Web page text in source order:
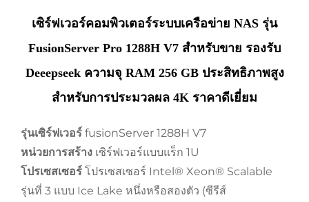
เซิร์ฟเวอร์คอมพิวเตอร์ระบบเครือข่าย NAS รุ่น
FusionServer Pro 1288H V7 สำหรับขาย รองรับ
Deeepseek ความจุ RAM 256 GB ประสิทธิภาพสูง
สำหรับการประมวลผล 4K ราคาดีเยี่ยม
รุ่นเซิร์ฟเวอร์ fusionServer 1288H V7
หน่วยการสร้าง เซิร์ฟเวอร์แบบแร็ก 1U
โปรเซสเซอร์ โปรเซสเซอร์ Intel® Xeon® Scalable
รุ่นที่ 3 แบบ Ice Lake หนึ่งหรือสองตัว (ซีรีส์